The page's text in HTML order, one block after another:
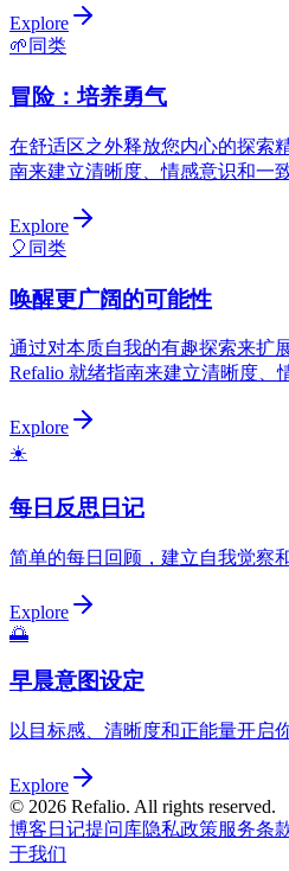
Explore
🌱 同类
冒险：培养勇气
在舒适区之外释放您内心的探索
南来建立清晰度、情感意识和一
Explore
🎈 同类
唤醒更广阔的可能性
通过对本质自我的有趣探索来扩
Refalio 就绪指南来建立清晰度、
Explore
☀️
每日反思日记
简单的每日回顾，建立自我觉察
Explore
🌅
早晨意图设定
以目标感、清晰度和正能量开启
Explore
© 2026 Refalio. All rights reserved.
博客 日记提问库隐私政策服务条
于我们